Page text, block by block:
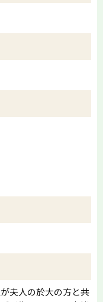
夫人の於大の方と共